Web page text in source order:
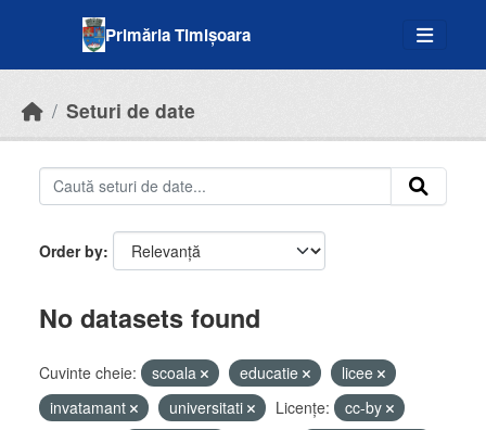
Primăria Timișoara
Seturi de date
Order by
No datasets found
Cuvinte cheie: scoala educatie
licee
invatamant
universitati Licenţe:
cc-by